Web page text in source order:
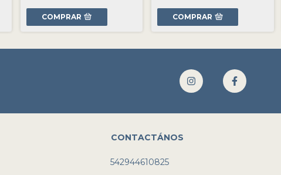
COMPRAR COMPRAR
CONTACTÁNOS
542944610825